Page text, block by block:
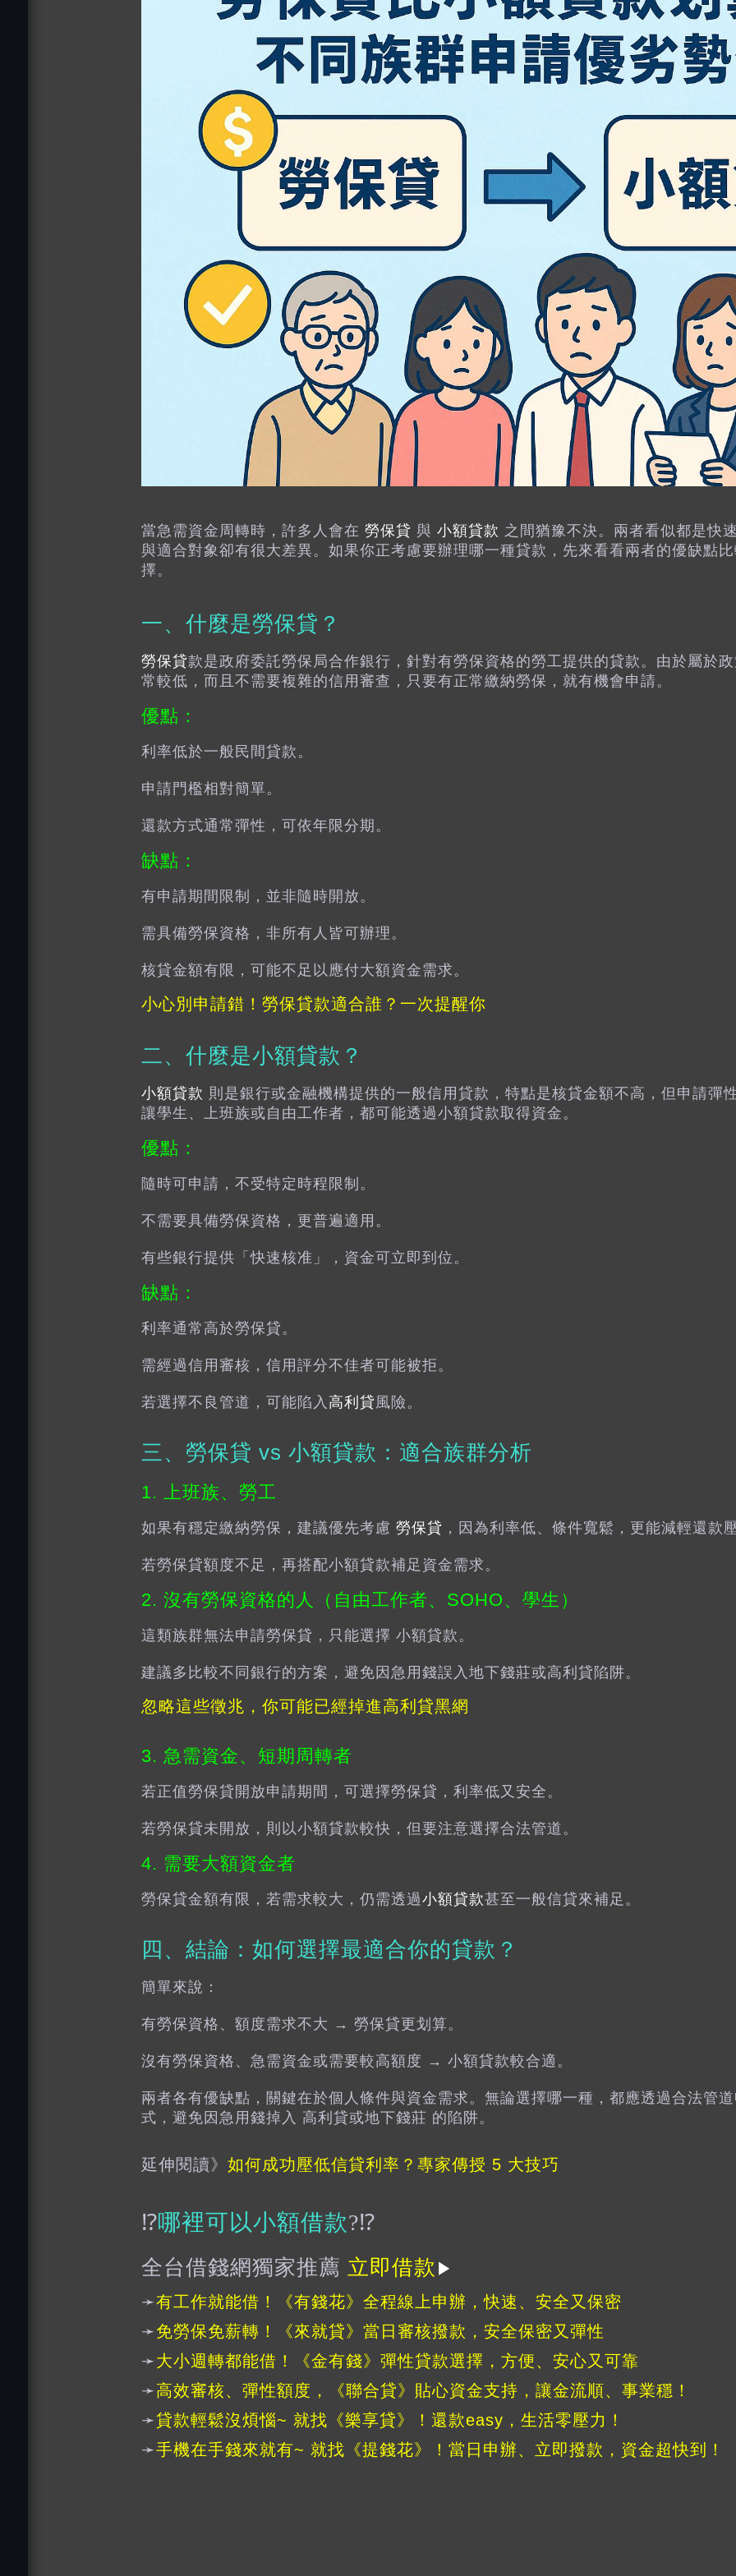
當急需資金周轉時，許多人會在 勞保貸 與 小額貸款 之間猶豫不決。兩者看似都是快
與適合對象卻有很大差異。如果你正考慮要辦理哪一種貸款，先來看看兩者的優缺點
擇。
一、什麼是勞保貸 ？
勞保貸款是政府委託勞保局合作銀行，針對有勞保資格的勞工提供的貸款。由於屬於
常較低，而且不需要複雜的信用審查，只要有正常繳納勞保，就有機會申請。
優點：
利率低於一般民間貸款。
申請門檻相對簡單。
還款方式通常彈性，可依年限分期。
缺點：
有申請期間限制，並非隨時開放。
需具備勞保資格，非所有人皆可辦理。
核貸金額有限，可能不足以應付大額資金需求。
小心別申請錯！勞保貸款適合誰？一次提醒你
二、什麼是小額貸款 ？
小額貸款 則是銀行或金融機構提供的一般信用貸款，特點是核貸金額不高，但申請彈
讓學生、上班族或自由工作者，都可能透過小額貸款取得資金。
優點：
隨時可申請，不受特定時程限制。
不需要具備勞保資格，更普遍適用。
有些銀行提供「快速核准」，資金可立即到位。
缺點：
利率通常高於勞保貸。
需經過信用審核，信用評分不佳者可能被拒。
若選擇不良管道，可能陷入 高利貸 風險。
三、 勞保貸 vs 小額貸款 ：適合族群分析
1. 上班族、勞工
如果有穩定繳納勞保，建議優先考慮 勞保貸 ，因為利率低、條件寬鬆，更能減輕還款
若勞保貸額度不足，再搭配小額貸款補足資金需求。
2. 沒有勞保資格的人（自由工作者、SOHO、學生）
這類族群無法申請勞保貸，只能選擇 小額貸款。
建議多比較不同銀行的方案，避免因急用錢誤入地下錢莊或高利貸陷阱。
忽略這些徵兆，你可能已經掉進高利貸黑網
3. 急需資金、短期周轉者
若正值勞保貸開放申請期間，可選擇勞保貸，利率低又安全。
若勞保貸未開放，則以小額貸款較快，但要注意選擇合法管道。
4. 需要大額資金者
勞保貸金額有限，若需求較大，仍需透過小額貸款甚至一般信貸來補足。
四、結論：如何選擇最適合你的貸款？
簡單來說：
有勞保資格、額度需求不大 → 勞保貸更划算。
沒有勞保資格、急需資金或需要較高額度 → 小額貸款較合適。
兩者各有優缺點，關鍵在於個人條件與資金需求。無論選擇哪一種，都應透過合法管
式，避免因急用錢掉入 高利貸或地下錢莊 的陷阱。
延伸閱讀》 如何成功壓低信貸利率？專家傳授 5 大技巧
⁉️哪裡可以小額借款?⁉️
全台借錢網獨家推薦 立即借款 ▶
➛有工作就能借！《有錢花》全程線上申辦，快速、安全又保密
➛免勞保免薪轉！《來就貸》當日審核撥款，安全保密又彈性
➛大小週轉都能借！《金有錢》彈性貸款選擇，方便、安心又可靠
➛高效審核、彈性額度，《聯合貸》貼心資金支持，讓金流順、事業穩！
➛貸款輕鬆沒煩惱~ 就找《樂享貸》！還款easy，生活零壓力！
➛手機在手錢來就有~ 就找《提錢花》！當日申辦、立即撥款，資金超快到！